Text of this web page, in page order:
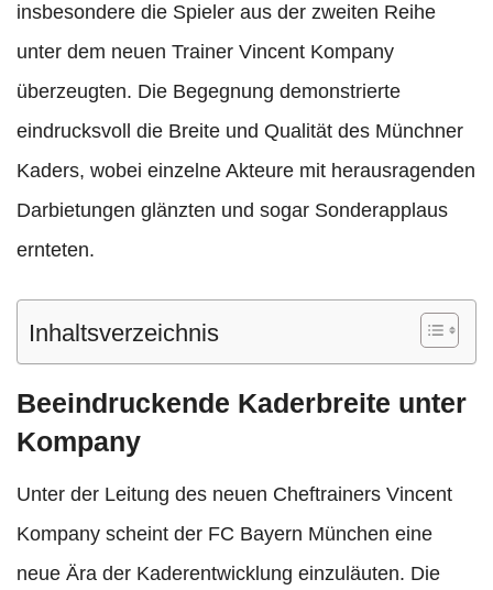
insbesondere die Spieler aus der zweiten Reihe
unter dem neuen Trainer Vincent Kompany
überzeugten. Die Begegnung demonstrierte
eindrucksvoll die Breite und Qualität des Münchner
Kaders, wobei einzelne Akteure mit herausragenden
Darbietungen glänzten und sogar Sonderapplaus
ernteten.
Inhaltsverzeichnis
Beeindruckende Kaderbreite unter
Kompany
Unter der Leitung des neuen Cheftrainers Vincent
Kompany scheint der FC Bayern München eine
neue Ära der Kaderentwicklung einzuläuten. Die